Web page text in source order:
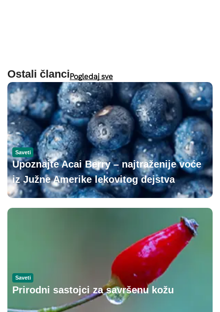
Ostali članciPogledaj sve
Saveti
Upoznajte Acai Berry – najtraženije voće
iz Južne Amerike lekovitog dejstva
Saveti
Prirodni sastojci za savršenu kožu